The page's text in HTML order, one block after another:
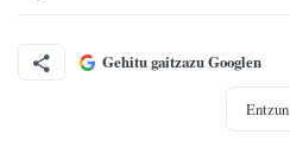
Gehitu gaitzazu Googlen
Entzun